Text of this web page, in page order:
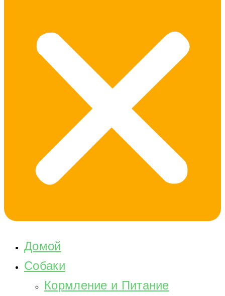
Домой
Собаки
Кормление и Питание